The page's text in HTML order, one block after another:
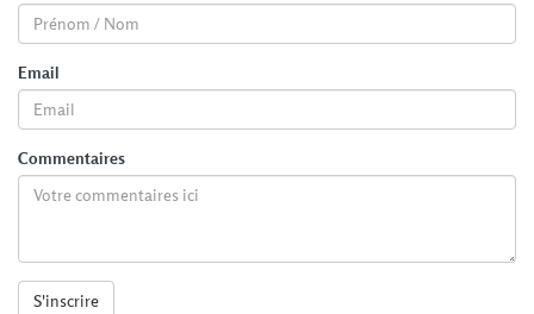
Email
Commentaires
S'inscrire